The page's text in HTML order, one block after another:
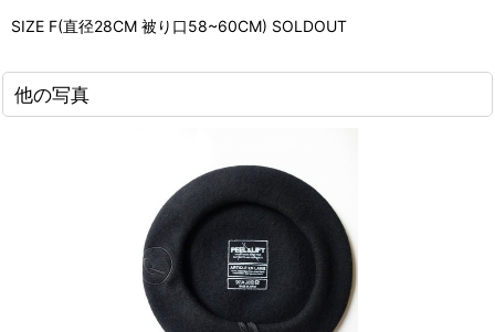
SIZE F(直径28CM 被り口58~60CM) SOLDOUT
他の写真